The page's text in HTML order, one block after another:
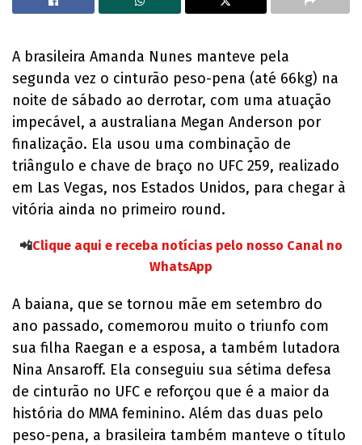
A brasileira Amanda Nunes manteve pela
segunda vez o cinturão peso-pena (até 66kg) na
noite de sábado ao derrotar, com uma atuação
impecável, a australiana Megan Anderson por
finalização. Ela usou uma combinação de
triângulo e chave de braço no UFC 259, realizado
em Las Vegas, nos Estados Unidos, para chegar à
vitória ainda no primeiro round.
📲Clique aqui e receba notícias pelo nosso Canal no
WhatsApp
A baiana, que se tornou mãe em setembro do
ano passado, comemorou muito o triunfo com
sua filha Raegan e a esposa, a também lutadora
Nina Ansaroff. Ela conseguiu sua sétima defesa
de cinturão no UFC e reforçou que é a maior da
história do MMA feminino. Além das duas pelo
peso-pena, a brasileira também manteve o título